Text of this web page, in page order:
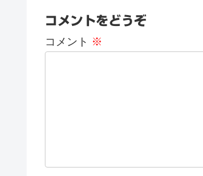
コメントをどうぞ
コメント ※